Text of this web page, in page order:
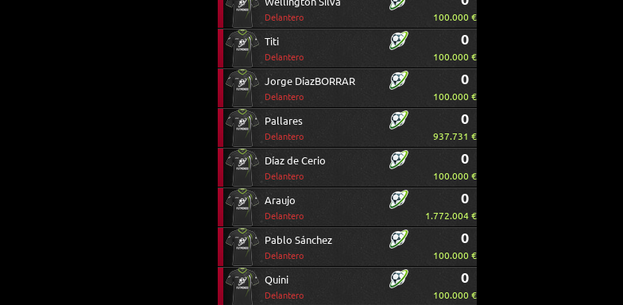
Delantero 100.000 €
Titi
Delantero
0
100.000 €
Jorge DíazBORRAR
Delantero
0
100.000 €
Pallares
Delantero
0
937.731 €
Díaz de Cerio
Delantero
0
100.000 €
Araujo
Delantero
0
1.772.004 €
Pablo Sánchez
Delantero
0
100.000 €
Quini
Delantero
0
100.000 €